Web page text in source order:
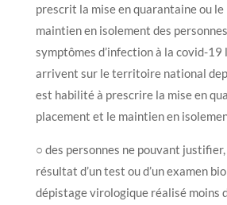
prescrit la mise en quarantaine ou
maintien en isolement des
symptômes d’infection à la covid-19
arrivent sur le territoire national
est habilité à prescrire la mise en
placement et le maintien en
○ des personnes ne pouvant
résultat d’un test ou d’un examen
dépistage virologique réalisé moins